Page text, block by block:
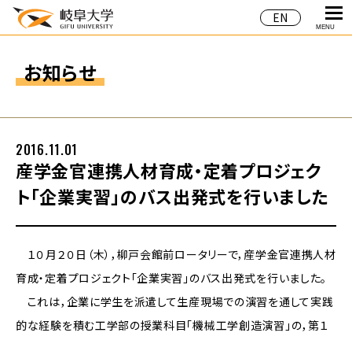
EN
MENU
お知らせ
産学金官連携人材育成・定着プロジェク
ト「企業実習」のバス出発式を行いました
2016.11.01
１０月２０日（木），柳戸会館前ロータリーで，産学金官連携人材
育成・定着プロジェクト「企業実習」のバス出発式を行いました。
これは，企業に学生を派遣して生産現場での演習を通して実践
的な経験を積む工学部の授業科目「機械工学創造演習」の，第１